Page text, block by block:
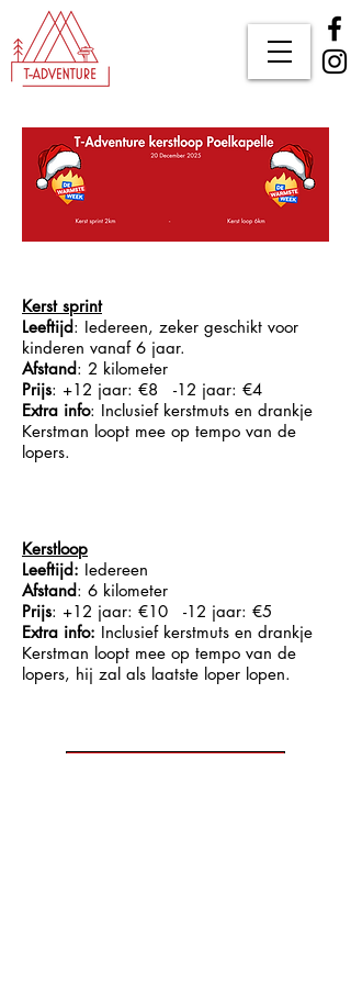
Kerst sprint
Leeftijd: Iedereen, zeker geschikt voor
kinderen vanaf 6 jaar.
Afstand: 2 kilometer
Prijs: +12 jaar: €8 -12 jaar: €4
Extra info: ​ Inclusief kerstmuts en drankje
Kerstman loopt mee op tempo van de
lopers.
Kerstloop
Leeftijd: Iedereen
Afstand: 6 kilometer
Prijs: +12 jaar: €10 -12 jaar: €5
Extra info: ​ Inclusief kerstmuts en drankje
Kerstman loopt mee op tempo van de
lopers, hij zal als laatste loper lopen.